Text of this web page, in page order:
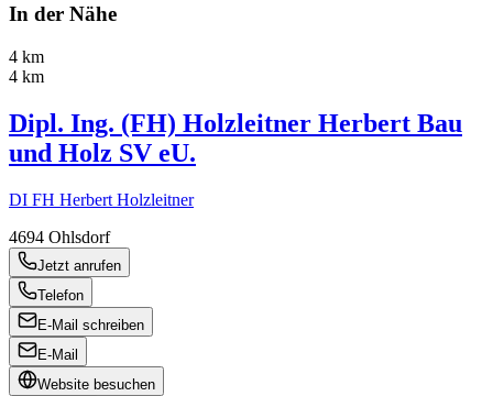
In der Nähe
4 km
4 km
Dipl. Ing. (FH) Holzleitner Herbert Bau
und Holz SV eU.
DI FH Herbert Holzleitner
4694 Ohlsdorf
Jetzt anrufen
Telefon
E-Mail schreiben
E-Mail
Website besuchen